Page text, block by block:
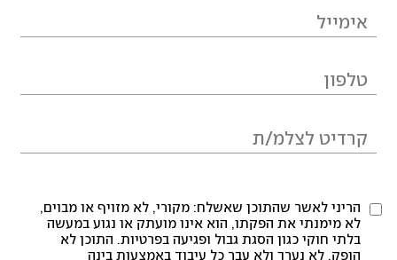
הריני לאשר שהתוכן שאשלח: מקורי, לא מזויף או מבוים,
לא מימנתי את הפקתו, הוא אינו מועתק או נגוע במעשה
בלתי חוקי כגון הסגת גבול ופגיעה בפרטיות. התוכן לא
הופק, לא נערך ולא עבר כל עיבוד באמצעות בינה